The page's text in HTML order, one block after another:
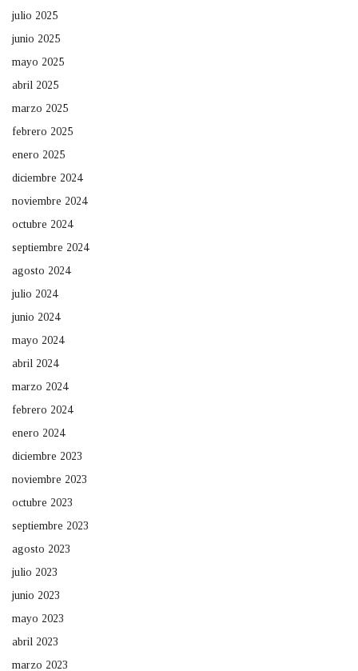
julio 2025
junio 2025
mayo 2025
abril 2025
marzo 2025
febrero 2025
enero 2025
diciembre 2024
noviembre 2024
octubre 2024
septiembre 2024
agosto 2024
julio 2024
junio 2024
mayo 2024
abril 2024
marzo 2024
febrero 2024
enero 2024
diciembre 2023
noviembre 2023
octubre 2023
septiembre 2023
agosto 2023
julio 2023
junio 2023
mayo 2023
abril 2023
marzo 2023